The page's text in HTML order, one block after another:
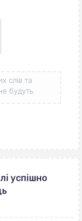
успішно